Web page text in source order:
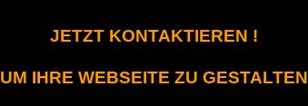
JETZT KONTAKTIEREN !
UM IHRE WEBSEITE ZU GESTALTEN